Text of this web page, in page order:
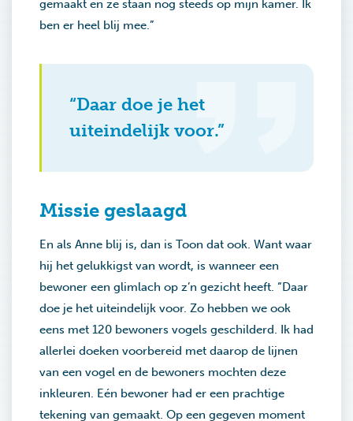
gemaakt en ze staan nog steeds op mijn kamer. Ik
ben er heel blij mee.”
“Daar doe je het
uiteindelijk voor.”
Missie geslaagd
En als Anne blij is, dan is Toon dat ook. Want waar
hij het gelukkigst van wordt, is wanneer een
bewoner een glimlach op z’n gezicht heeft. “Daar
doe je het uiteindelijk voor. Zo hebben we ook
eens met 120 bewoners vogels geschilderd. Ik had
allerlei doeken voorbereid met daarop de lijnen
van een vogel en de bewoners mochten deze
inkleuren. Eén bewoner had er een prachtige
tekening van gemaakt. Op een gegeven moment